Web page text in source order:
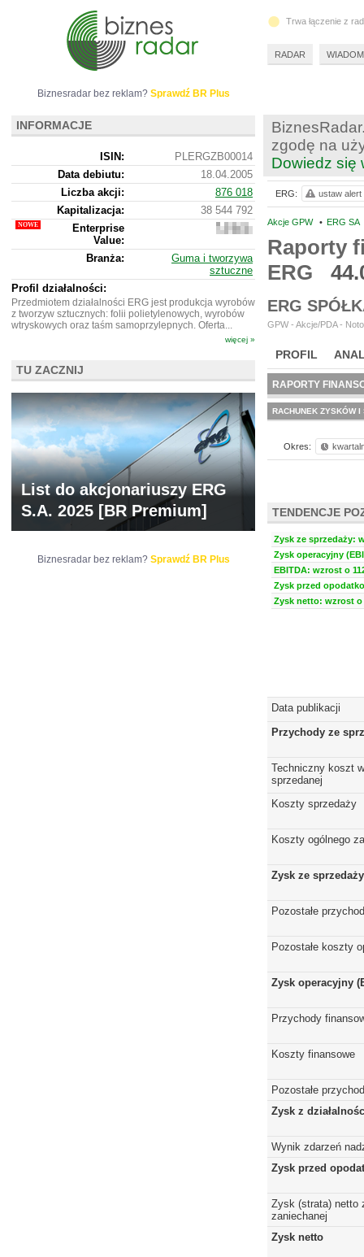
zgodę na
Dowiedz się
Akcje GPW • ERG SA
Raporty
ERG
ERG
GPW - Akcje/PDA -
PROFIL
BR LAB
RAPORTY
RACHUNEK ZYSKÓW I
Okres:
TENDENCJE
Zysk ze sprzedaży:
Zysk operacyjny
EBITDA: wzrost o
Zysk przed
Zysk netto: wzrost o
Data publikacji
Przychody ze
Techniczny koszt
sprzedanej
Koszty sprzedaży
Koszty ogólnego
Zysk ze sprzedaży
Pozostałe
Pozostałe koszty
Zysk operacyjny
Przychody
Koszty finansowe
Pozostałe
Zysk z
Wynik zdarzeń
Zysk przed
Zysk (strata) netto
zaniechanej
Zysk netto
ERG: ustaw alert
Biznesradar bez reklam? Sprawdź BR Plus
INFORMACJE
ISIN:
PLERGZB00014
Data debiutu:
18.04.2005
Liczba akcji:
876 018
Kapitalizacja:
38 544 792
Enterprise
Value:
42
792
Branża:
Guma i tworzywa
sztuczne
Profil działalności:
Przedmiotem działalności ERG jest produkcja wyrobów
z tworzyw sztucznych: folii polietylenowych, wyrobów
wtryskowych oraz taśm samoprzylepnych. Oferta...
więcej »
TU ZACZNIJ
List do akcjonariuszy ERG
S.A. 2025 [BR Premium]
Biznesradar bez reklam? Sprawdź BR Plus
Trwa łączenie z
RADAR